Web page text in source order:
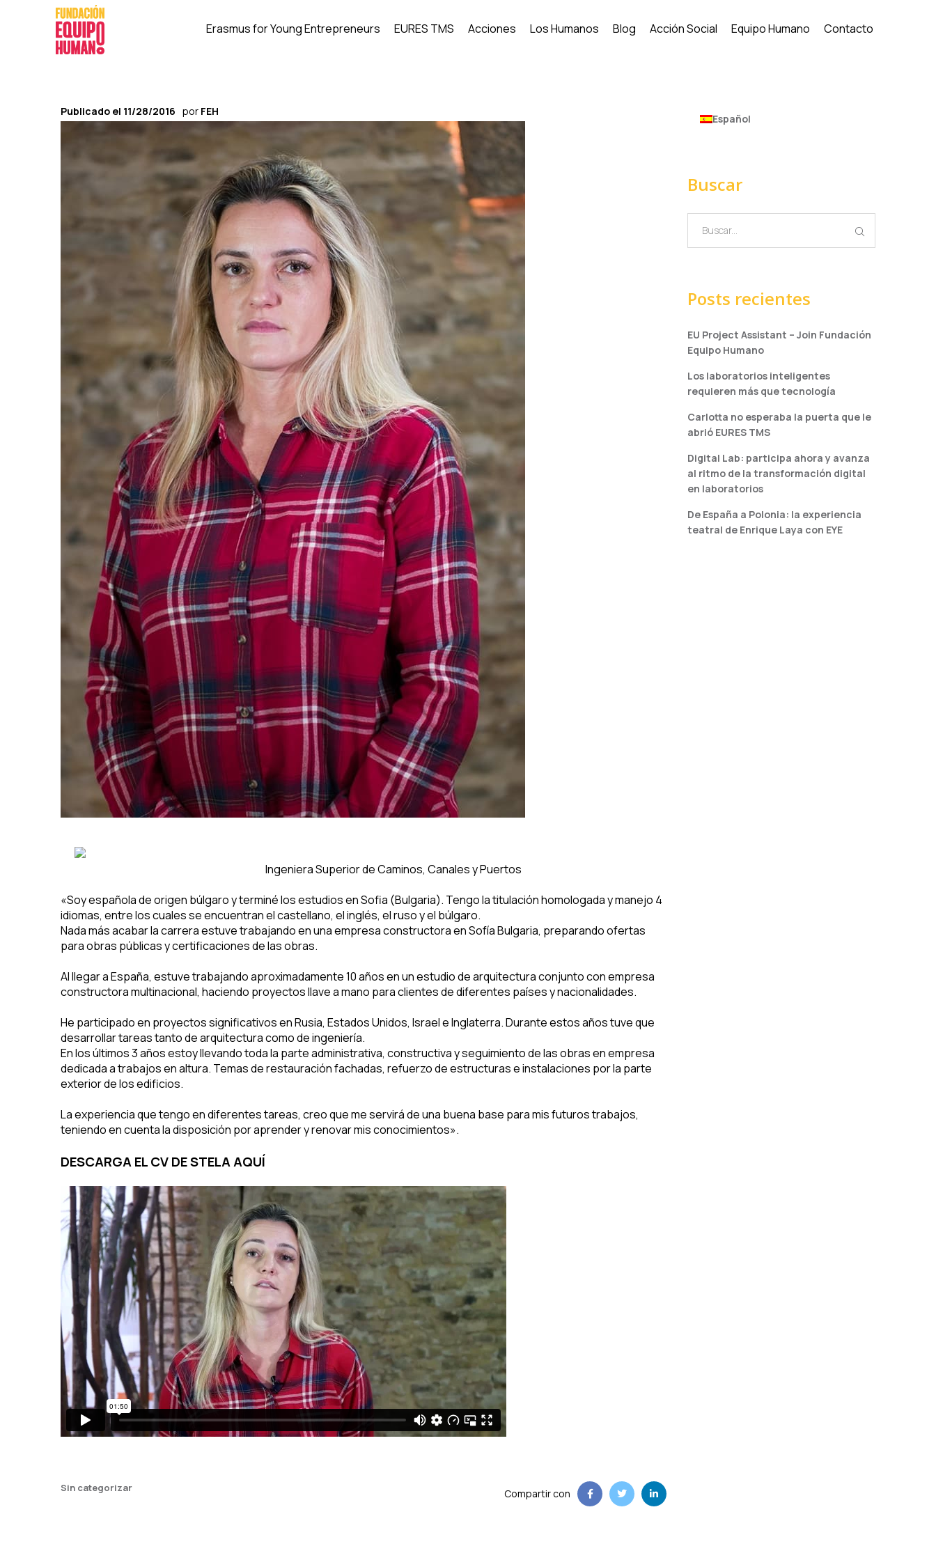
Erasmus for Young Entrepreneurs EURES TMS Acciones Los Humanos Blog Acción Social Equipo Humano Contacto
Publicado el 11/28/2016 por FEH
Ingeniera Superior de Caminos, Canales y Puertos
«Soy española de origen búlgaro y terminé los estudios en Sofia (Bulgaria). Tengo la titulación homologada y manejo 4
idiomas, entre los cuales se encuentran el castellano, el inglés, el ruso y el búlgaro.
Nada más acabar la carrera estuve trabajando en una empresa constructora en Sofía Bulgaria, preparando ofertas
para obras públicas y certificaciones de las obras.
Al llegar a España, estuve trabajando aproximadamente 10 años en un estudio de arquitectura conjunto con empresa
constructora multinacional, haciendo proyectos llave a mano para clientes de diferentes países y nacionalidades.
He participado en proyectos significativos en Rusia, Estados Unidos, Israel e Inglaterra. Durante estos años tuve que
desarrollar tareas tanto de arquitectura como de ingeniería.
En los últimos 3 años estoy llevando toda la parte administrativa, constructiva y seguimiento de las obras en empresa
dedicada a trabajos en altura. Temas de restauración fachadas, refuerzo de estructuras e instalaciones por la parte
exterior de los edificios.
La experiencia que tengo en diferentes tareas, creo que me servirá de una buena base para mis futuros trabajos,
teniendo en cuenta la disposición por aprender y renovar mis conocimientos».
DESCARGA EL CV DE STELA AQUÍ
Sin categorizar Compartir con
Español
Buscar
Posts recientes
EU Project Assistant – Join Fundación
Equipo Humano
Los laboratorios inteligentes
requieren más que tecnología
Carlotta no esperaba la puerta que le
abrió EURES TMS
Digital Lab: participa ahora y avanza
al ritmo de la transformación digital
en laboratorios
De España a Polonia: la experiencia
teatral de Enrique Laya con EYE